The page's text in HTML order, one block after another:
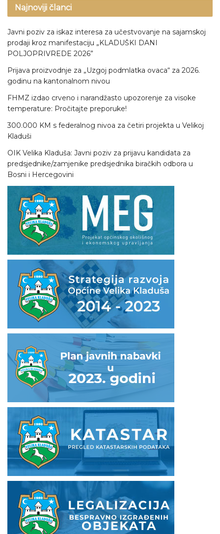
Najnoviji članci
Javni poziv za iskaz interesa za učestvovanje na sajamskoj
prodaji kroz manifestaciju „KLADUŠKI DANI
POLJOPRIVREDE 2026”
Prijava proizvodnje za „Uzgoj podmlatka ovaca“ za 2026.
godinu na kantonalnom nivou
FHMZ izdao crveno i narandžasto upozorenje za visoke
temperature: Pročitajte preporuke!
300.000 KM s federalnog nivoa za četiri projekta u Velikoj
Kladuši
OIK Velika Kladuša: Javni poziv za prijavu kandidata za
predsjednike/zamjenike predsjednika biračkih odbora u
Bosni i Hercegovini